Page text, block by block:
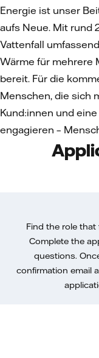
Energie ist unser
aufs Neue. Mit
Vattenfall
Wärme für mehrere
bereit. Für die
Menschen, die sich
Kund:innen und
engagieren –
Find the role
Complete the
questions.
confirmation email